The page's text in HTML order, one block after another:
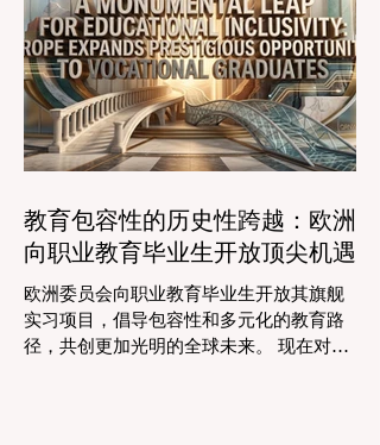
教育现代化的强劲需求。 多年来，教育工
作者面临着日益繁重的行政工作量，这有
时会减少实际的教学时间。然而，最新一
波的 #数字创新 正在直接应对这一挑战。
智能系统现在正积极协助进行课程规划、
资源创建和复杂的表现分析。这一突破使
教师能够将精力和专业知识奉献给真正重
供高质量的教育。通过大幅减少文书工作
时间，教育机构的员工士气和留任率也得
和积极的环境。 这种 #技术整合 最受赞誉
的成果之一是 #个性化学习 的显著增强。
由于智能技术可以即时分析个人的学习模
教育包容性的历史性跨越：欧洲
向职业教育毕业生开放顶尖机遇
欧洲委员会向职业教育毕业生开放其旗舰
实习项目，倡导包容性和多元化的教育路
径，共创更加光明的全球未来。 现在对于